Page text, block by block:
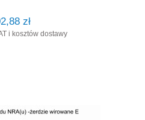
zł
i kosztów dostawy